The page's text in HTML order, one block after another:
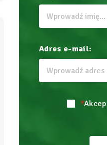
Adres e-mail:
*